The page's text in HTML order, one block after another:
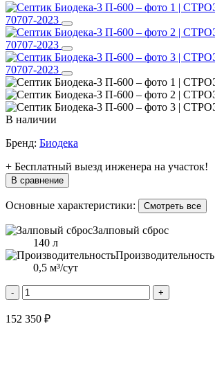
70707-2023
70707-2023
70707-2023
В наличии
Бренд: Биодека
+ Бесплатный выезд инженера на участок!
В сравнение
Основные характеристики: Смотреть все
Залповый сброс
140 л
Производительность
0,5 м³/сут
- +
152 350 ₽